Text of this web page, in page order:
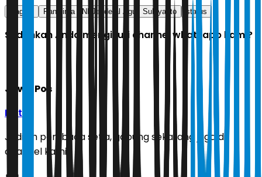
siaga 1 Panglima TNI Jenderal Agus Subiyanto status
Sudahkah Anda mengikuti channel whatsapp kami?
Jawa Pos
Ikuti
Jadilah pembaca setia, gabung sekarang juga di
channel kami!